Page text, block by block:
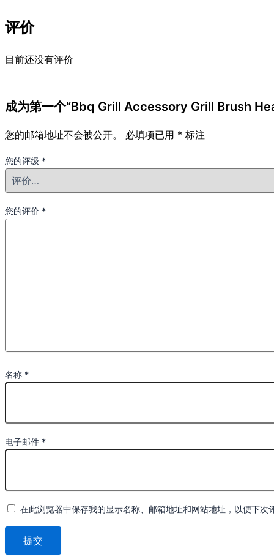
评价
目前还没有评价
成为第一个“Bbq Grill Accessory Grill Brush
您的邮箱地址不会被公开。 必填项已用 * 标注
您的评级 *
您的评价 *
名称 *
电子邮件 *
在此浏览器中保存我的显示名称、邮箱地址和网站地址，以便下次